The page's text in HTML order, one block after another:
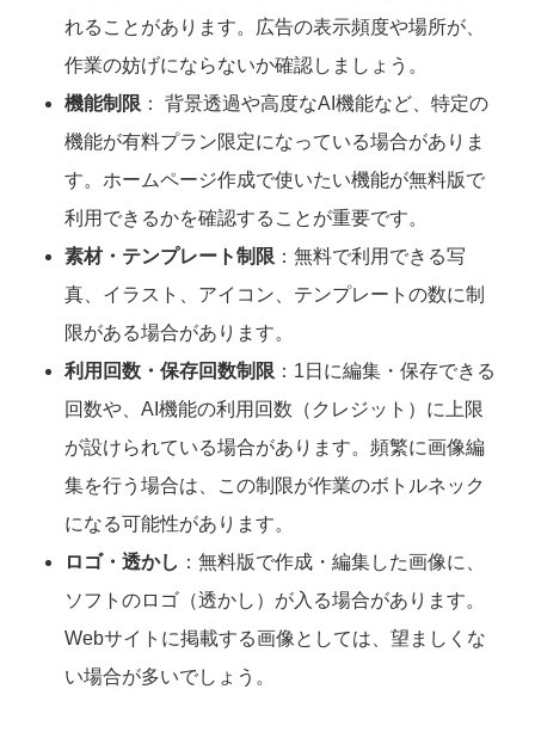
れることがあります。広告の表示頻度や場所が、
作業の妨げにならないか確認しましょう。
機能制限 ： 背景透過や高度なAI機能など、特定の
機能が有料プラン限定になっている場合がありま
す。ホームページ作成で使いたい機能が無料版で
利用できるかを確認することが重要です。
素材・テンプレート制限 ：無料で利用できる写
真、イラスト、アイコン、テンプレートの数に制
限がある場合があります。
利用回数・保存回数制限 ：1日に編集・保存できる
回数や、AI機能の利用回数（クレジット）に上限
が設けられている場合があります。頻繁に画像編
集を行う場合は、この制限が作業のボトルネック
になる可能性があります。
ロゴ・透かし ：無料版で作成・編集した画像に、
ソフトのロゴ（透かし）が入る場合があります。
Webサイトに掲載する画像としては、望ましくな
い場合が多いでしょう。